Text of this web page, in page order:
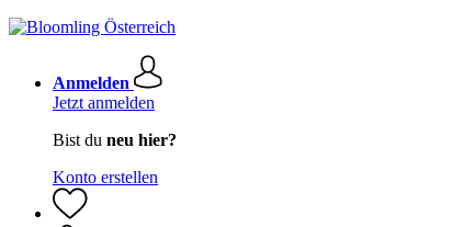
Anmelden
Jetzt anmelden
Bist du neu hier?
Konto erstellen